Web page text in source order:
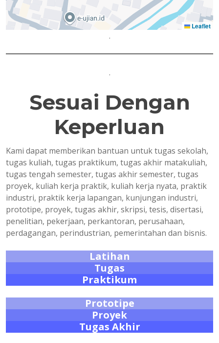
Leaflet
.
.
Sesuai Dengan
Keperluan
Kami dapat memberikan bantuan untuk tugas sekolah,
tugas kuliah, tugas praktikum, tugas akhir matakuliah,
tugas tengah semester, tugas akhir semester, tugas
proyek, kuliah kerja praktik, kuliah kerja nyata, praktik
industri, praktik kerja lapangan, kunjungan industri,
prototipe, proyek, tugas akhir, skripsi, tesis, disertasi,
penelitian, pekerjaan, perkantoran, perusahaan,
perdagangan, perindustrian, pemerintahan dan bisnis.
Latihan
Tugas
Praktikum
Prototipe
Proyek
Tugas Akhir